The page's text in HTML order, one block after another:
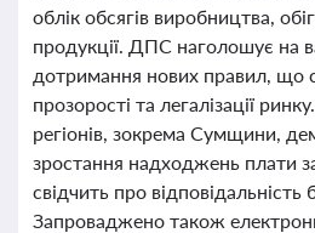
облік обсягів виробництва,
продукції. ДПС наголошує на
дотримання нових правил, що
прозорості та легалізації
регіонів, зокрема Сумщини,
зростання надходжень плати
свідчить про відповідальність
Запроваджено також